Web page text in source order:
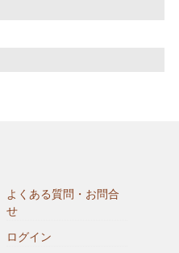
よくある質問・お問合
せ
ログイン